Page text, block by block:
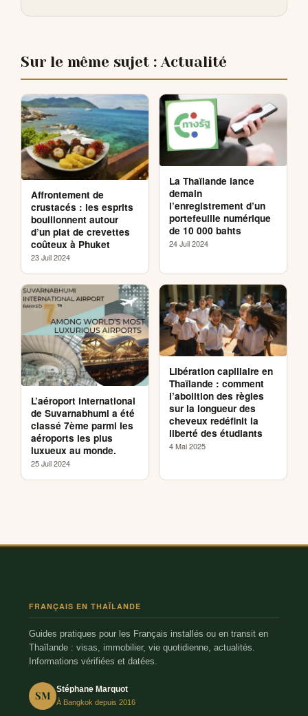
Sur le même sujet : Actualité
Affrontement de
crustacés : les esprits
bouillonnent autour
d’un plat de crevettes
coûteux à Phuket
23 Juil 2024
La Thaïlande lance
demain
l’enregistrement d’un
portefeuille numérique
de 10 000 bahts
24 Juil 2024
L’aéroport international
de Suvarnabhumi a été
classé 7ème parmi les
aéroports les plus
luxueux au monde.
25 Juil 2024
Libération capillaire en
Thaïlande : comment
l’abolition des règles
sur la longueur des
cheveux redéfinit la
liberté des étudiants
4 Mai 2025
FRANÇAIS EN THAÏLANDE
Guides pratiques pour les Français installés ou en transit en
Thaïlande : visas, immobilier, vie quotidienne, actualités.
Informations vérifiées et datées.
SM Stéphane Marquot
À Bangkok depuis 2016